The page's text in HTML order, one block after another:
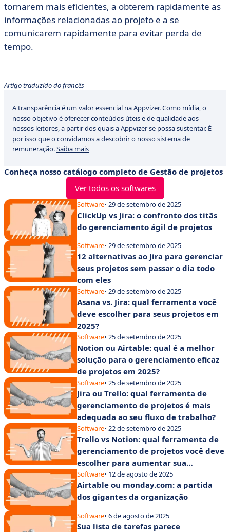
tornarem mais eficientes, a obterem rapidamente as
informações relacionadas ao projeto e a se
comunicarem rapidamente para evitar perda de
tempo.
Artigo traduzido do francês
A transparência é um valor essencial na Appvizer. Como mídia, o
nosso objetivo é oferecer conteúdos úteis e de qualidade aos
nossos leitores, a partir dos quais a Appvizer se possa sustentar. É
por isso que o convidamos a descobrir o nosso sistema de
remuneração.Saiba mais
Conheça nosso catálogo completo de Gestão de projetos
Ver todos os softwares
Software• 29 de setembro de 2025
ClickUp vs Jira: o confronto dos titãs
do gerenciamento ágil de projetos
Software• 29 de setembro de 2025
12 alternativas ao Jira para gerenciar
seus projetos sem passar o dia todo
com eles
Software• 29 de setembro de 2025
Asana vs. Jira: qual ferramenta você
deve escolher para seus projetos em
2025?
Software• 25 de setembro de 2025
Notion ou Airtable: qual é a melhor
solução para o gerenciamento eficaz
de projetos em 2025?
Software• 25 de setembro de 2025
Jira ou Trello: qual ferramenta de
gerenciamento de projetos é mais
adequada ao seu fluxo de trabalho?
Software• 22 de setembro de 2025
Trello vs Notion: qual ferramenta de
gerenciamento de projetos você deve
escolher para aumentar sua
produtividade?
Software• 12 de agosto de 2025
Airtable ou monday.com: a partida
dos gigantes da organização
Software• 6 de agosto de 2025
Sua lista de tarefas parece